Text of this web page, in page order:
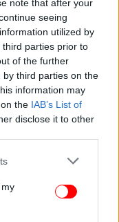
note that after your
seeing
utilized by
parties prior to
of the further
third parties on the
information may
the IAB’s List of
disclose it to other
or more Google
You may click to
third-party tags to
in below Google
της Ίντερ
με εκατοντάδες
κατάφερε να
της στο Λιγκ